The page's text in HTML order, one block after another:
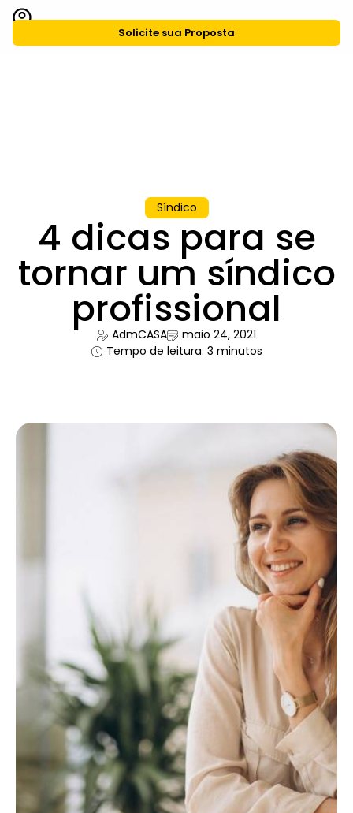
Solicite sua Proposta
Síndico
4 dicas para se
tornar um síndico
profissional
AdmCASA
maio 24, 2021
Tempo de leitura: 3 minutos